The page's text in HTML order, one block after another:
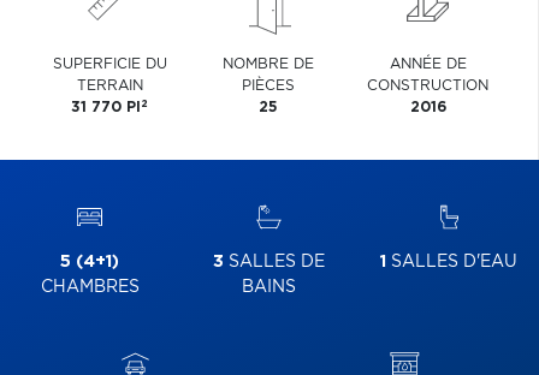
SUPERFICIE DU
TERRAIN
31 770 PI 2
NOMBRE DE
PIÈCES
25
ANNÉE DE
CONSTRUCTION
2016
5 (4+1)
CHAMBRES
3 SALLES DE
BAINS
1 SALLES D'EAU